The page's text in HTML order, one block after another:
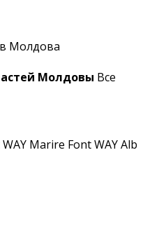
Молдова
Молдовы Все
Marire Font WAYAlb